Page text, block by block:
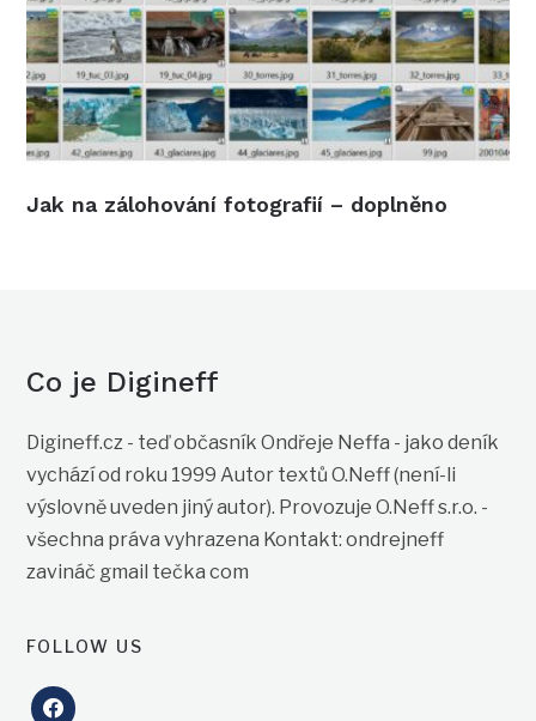
Jak na zálohování fotografií – doplněno
Co je Digineff
Digineff.cz - teď občasník Ondřeje Neffa - jako deník
vychází od roku 1999 Autor textů O.Neff (není-li
výslovně uveden jiný autor). Provozuje O.Neff s.r.o. -
všechna práva vyhrazena Kontakt: ondrejneff
zavináč gmail tečka com
FOLLOW US
facebook